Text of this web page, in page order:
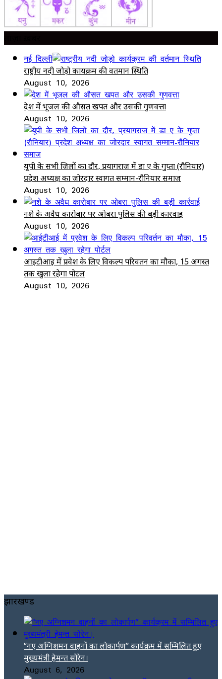
नई दिल्ली
राष्ट्रीय नदी जोड़ो कार्यक्रम की वर्तमान स्थिति
August 10, 2026
देश में भूजल की औसत खपत और उसकी गुणवत्ता
August 10, 2026
यूपी के सभी जिलों का दौर, प्रयागराज में डा ए के गुप्ता (रौनियार)
प्रदेश अध्यक्ष का जोरदार स्वागत सम्मान-रौनियार समाज
August 10, 2026
नशे के अवैध कारोबार पर ओबरा पुलिस की बड़ी कार्रवाई
August 10, 2026
आईटीआई में प्रवेश के लिए विकल्प परिवर्तन का मौका, 15 अगस्त
तक खुला रहेगा पोर्टल
August 10, 2026
झारखण्ड
“नए अग्निशमन वाहनों का लोकार्पण” कार्यक्रम में सम्मिलित हुए
मुख्यमंत्री हेमन्त सोरेन।
August 6, 2026